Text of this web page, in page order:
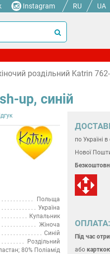
Instagram RU UA
роздільний Katrin
up, синій
Польща
Україна
Купальник
Жіноча
Синій
Роздільний
80% Поліамід
по Україні в
Нової
ОПЛАТА:
Під час
або